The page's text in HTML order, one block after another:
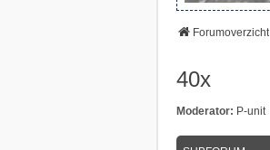
Forumoverzicht
40x
Moderator: P-unit